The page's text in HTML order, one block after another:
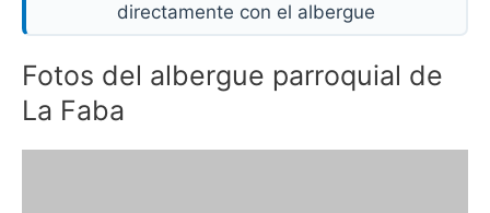
directamente con el albergue
Fotos del albergue parroquial de
La Faba